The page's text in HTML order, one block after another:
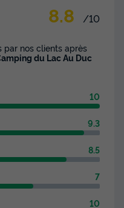
8.8 /10
par nos clients après
du Lac Au Duc
10
9.3
8.5
7
10